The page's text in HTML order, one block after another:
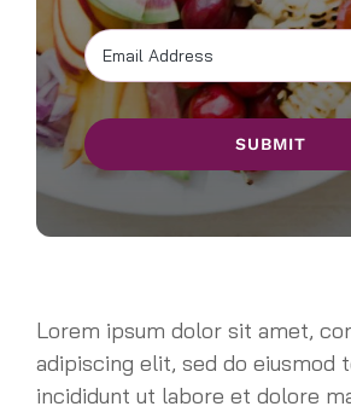
SUBMIT
Lorem ipsum dolor sit amet,
adipiscing elit, sed do eiusmod
incididunt ut labore et dolore